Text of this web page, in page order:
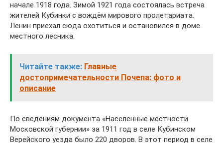
начале 1918 года. Зимой 1921 года состоялась встреча
жителей Кубинки с вождём мирового пролетариата.
Ленин приехал сюда охотиться и остановился в доме
местного лесника.
Читайте также: Главные
достопримечательности Почепа: фото и
описание
По сведениям документа «Населенные местности
Московской губернии» за 1911 год в селе Кубинском
Верейского уезда было 220 дворов. В этот период в селе